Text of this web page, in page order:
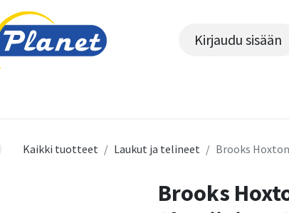
Kirjaudu sisään
Kaikki tuotteet Laukut ja telineet Brooks
Brooks